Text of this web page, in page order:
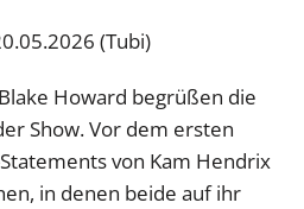
(Tubi)
Howard begrüßen die
Show. Vor dem ersten
von Kam Hendrix
in denen beide auf ihr